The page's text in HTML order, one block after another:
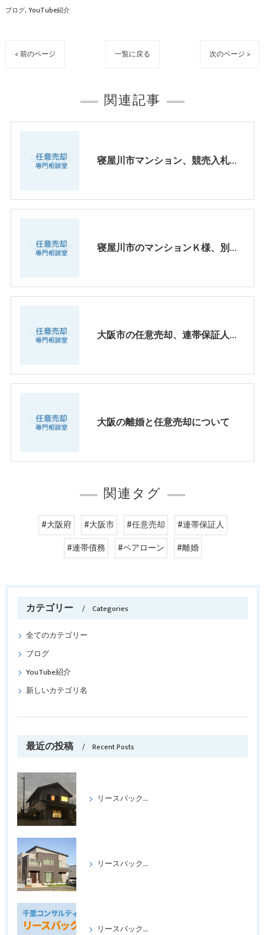
ブログ YouTube紹介
< 前のページ 一覧に戻る 次のページ >
関連記事
寝屋川市マンション、競売入札まであと一か月での契約はどうなる？
寝屋川市のマンションＫ様、別れた元妻の住むマンション、競売通知が届いた。
大阪市の任意売却、連帯保証人が別れた妻だった、場合。
大阪の離婚と任意売却について
関連タグ
#大阪府 #大阪市 #任意売却
#連帯保証人
#連帯債務
#ペアローン #離婚
カテゴリー Categories
全てのカテゴリー
ブログ
YouTube紹介
新しいカテゴリ名
最近の投稿 Recent Posts
リースバックをして喜ばれたケース パートⅢ
リースバックをして、喜ばれたケース、パートⅡ
リースバックの成功事例パート1